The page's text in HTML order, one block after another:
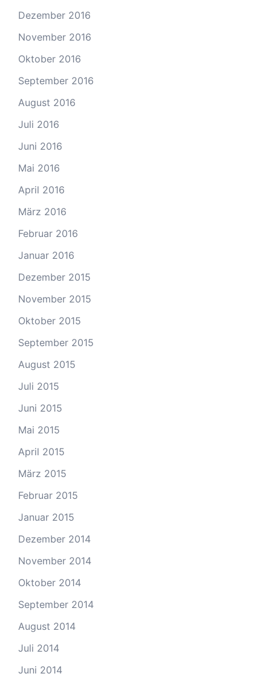
Dezember 2016
November 2016
Oktober 2016
September 2016
August 2016
Juli 2016
Juni 2016
Mai 2016
April 2016
März 2016
Februar 2016
Januar 2016
Dezember 2015
November 2015
Oktober 2015
September 2015
August 2015
Juli 2015
Juni 2015
Mai 2015
April 2015
März 2015
Februar 2015
Januar 2015
Dezember 2014
November 2014
Oktober 2014
September 2014
August 2014
Juli 2014
Juni 2014